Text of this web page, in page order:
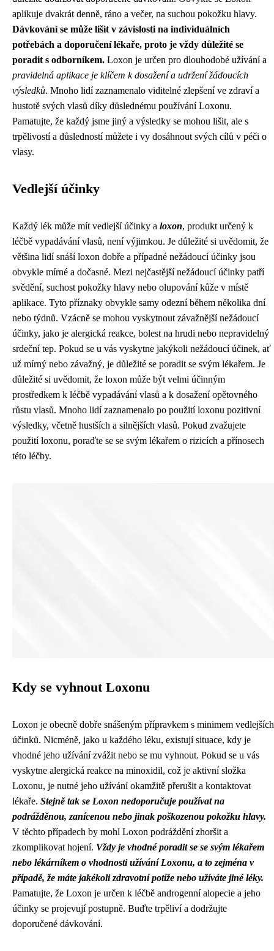
aplikuje dvakrát denně, ráno a večer, na suchou pokožku hlavy.
Dávkování se může lišit v závislosti na individuálních
potřebách a doporučení lékaře, proto je vždy důležité se
poradit s odborníkem. Loxon je určen pro dlouhodobé užívání a
pravidelná aplikace je klíčem k dosažení a udržení žádoucích
výsledků. Mnoho lidí zaznamenalo viditelné zlepšení ve zdraví a
hustotě svých vlasů díky důslednému používání Loxonu.
Pamatujte, že každý jsme jiný a výsledky se mohou lišit, ale s
trpělivostí a důsledností můžete i vy dosáhnout svých cílů v péči o
vlasy.
Vedlejší účinky
Každý lék může mít vedlejší účinky a loxon, produkt určený k
léčbě vypadávání vlasů, není výjimkou. Je důležité si uvědomit, že
většina lidí snáší loxon dobře a případné nežádoucí účinky jsou
obvykle mírné a dočasné. Mezi nejčastější nežádoucí účinky patří
svědění, suchost pokožky hlavy nebo olupování kůže v místě
aplikace. Tyto příznaky obvykle samy odezní během několika dní
nebo týdnů. Vzácně se mohou vyskytnout závažnější nežádoucí
účinky, jako je alergická reakce, bolest na hrudi nebo nepravidelný
srdeční tep. Pokud se u vás vyskytne jakýkoli nežádoucí účinek, ať
už mírný nebo závažný, je důležité se poradit se svým lékařem. Je
důležité si uvědomit, že loxon může být velmi účinným
prostředkem k léčbě vypadávání vlasů a k dosažení opětovného
růstu vlasů. Mnoho lidí zaznamenalo po použití loxonu pozitivní
výsledky, včetně hustších a silnějších vlasů. Pokud zvažujete
použití loxonu, poraďte se se svým lékařem o rizicích a přínosech
této léčby.
Kdy se vyhnout Loxonu
Loxon je obecně dobře snášeným přípravkem s minimem vedlejších
účinků. Nicméně, jako u každého léku, existují situace, kdy je
vhodné jeho užívání zvážit nebo se mu vyhnout. Pokud se u vás
vyskytne alergická reakce na minoxidil, což je aktivní složka
Loxonu, je nutné jeho užívání okamžitě přerušit a kontaktovat
lékaře. Stejně tak se Loxon nedoporučuje používat na
podrážděnou, zanícenou nebo jinak poškozenou pokožku hlavy.
V těchto případech by mohl Loxon podráždění zhoršit a
zkomplikovat hojení. Vždy je vhodné poradit se se svým lékařem
nebo lékárníkem o vhodnosti užívání Loxonu, a to zejména v
případě, že máte jakékoli zdravotní potíže nebo užíváte jiné léky.
Pamatujte, že Loxon je určen k léčbě androgenní alopecie a jeho
účinky se projevují postupně. Buďte trpěliví a dodržujte
doporučené dávkování.